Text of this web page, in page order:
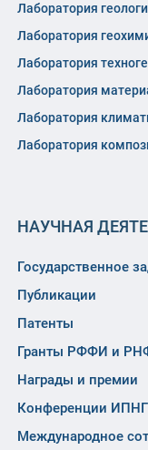
Лаборатория
Лаборатория
Лаборатория
Лаборатория
Лаборатория
Лаборатория
НАУЧНАЯ
Государственное
Публикации
Патенты
Гранты РФФИ и
Награды и премии
Конференции
Международное